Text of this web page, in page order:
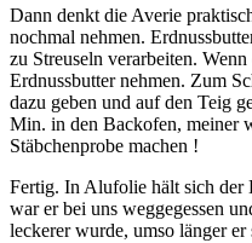
Dann denkt die Averie
nochmal nehmen.
zu Streuseln verarbeiten.
Erdnussbutter nehmen. Zum
dazu geben und auf den Teig
Min. in den Backofen, meiner
Stäbchenprobe machen !
Fertig. In Alufolie hält sich der
war er bei uns weggegessen
leckerer wurde, umso länger er